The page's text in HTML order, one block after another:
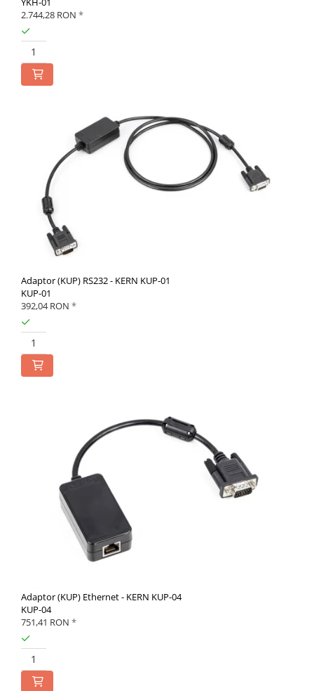
2.744,28 RON *
Adaptor (KUP) RS232 - KERN KUP-01
KUP-01
392,04 RON *
Adaptor (KUP) Ethernet - KERN KUP-04
KUP-04
751,41 RON *